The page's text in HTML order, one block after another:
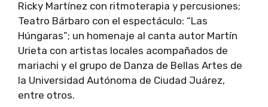
Ricky Martínez con ritmoterapia y percusiones;
Teatro Bárbaro con el espectáculo: “Las
Húngaras”; un homenaje al canta autor Martín
Urieta con artistas locales acompañados de
mariachi y el grupo de Danza de Bellas Artes de
la Universidad Autónoma de Ciudad Juárez,
entre otros.